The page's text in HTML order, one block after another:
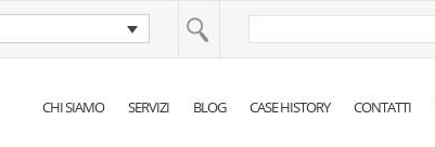
CHI SIAMO SERVIZI BLOG CASE HISTORY CONTATTI